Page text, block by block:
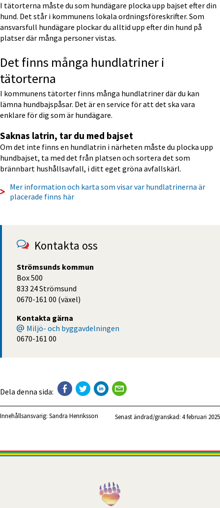
I tätorterna måste du som hundägare plocka upp bajset efter din
hund. Det står i kommunens lokala ordningsföreskrifter. Som
ansvarsfull hundägare plockar du alltid upp efter din hund på
platser där många personer vistas.
Det finns många hundlatriner i
tätorterna
I kommunens tätorter finns många hundlatriner där du kan
lämna hundbajspåsar. Det är en service för att det ska vara
enklare för dig som är hundägare.
Saknas latrin, tar du med bajset
Om det inte finns en hundlatrin i närheten måste du plocka upp
hundbajset, ta med det från platsen och sortera det som
brännbart hushållsavfall, i ditt eget gröna avfallskärl.
Mer information och karta som visar var hundlatrinerna är
placerade finns här
Kontakta oss
Strömsunds kommun
Box 500
833 24 Strömsund
0670-161 00 (växel)
Kontakta gärna
Miljö- och byggavdelningen
0670-161 00
Dela denna sida:
Innehållsansvarig: Sandra Henriksson Senast ändrad/granskad: 4 februari 2025